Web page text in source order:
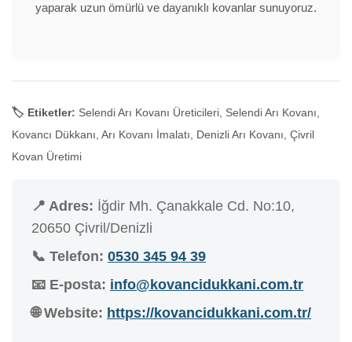
yaparak uzun ömürlü ve dayanıklı kovanlar sunuyoruz.
🏷️ Etiketler: Selendi Arı Kovanı Üreticileri, Selendi Arı Kovanı,
Kovancı Dükkanı, Arı Kovanı İmalatı, Denizli Arı Kovanı, Çivril
Kovan Üretimi
📍 Adres: İğdir Mh. Çanakkale Cd. No:10,
20650 Çivril/Denizli
📞 Telefon: 0530 345 94 39
📧 E-posta: info@kovancidukkani.com.tr
🌐 Website: https://kovancidukkani.com.tr/